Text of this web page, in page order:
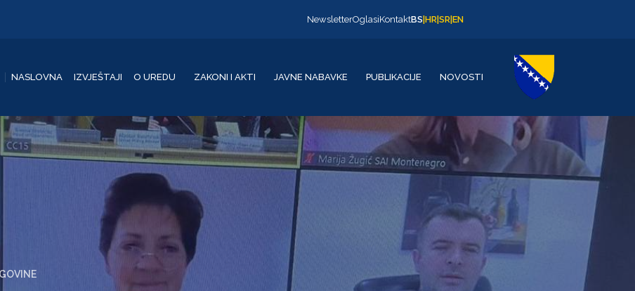
NewsletterOglasiKontaktBS HR SR EN
NASLOVNA IZVJEŠTAJI O UREDU ZAKONI I AKTI JAVNE NABAVKE PUBLIKACIJE NOVOSTI